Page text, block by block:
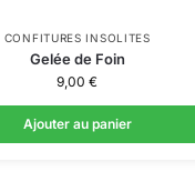
CONFITURES INSOLITES
Gelée de Foin
9,00€
Ajouter au panier